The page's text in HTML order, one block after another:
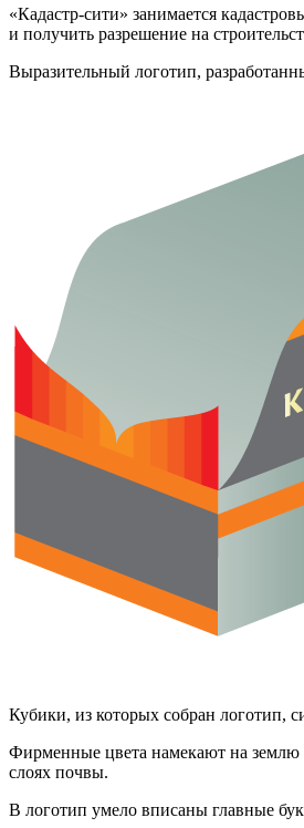
«Кадастр-сити» занимается
и получить разрешение на
Выразительный логотип,
Кубики, из которых собран логотип,
Фирменные цвета намекают на землю
слоях почвы.
В логотип умело вписаны главные